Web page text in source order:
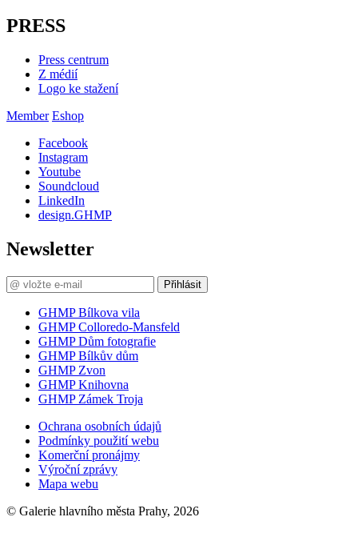
PRESS
Press centrum
Z médií
Logo ke stažení
Member Eshop
Facebook
Instagram
Youtube
Soundcloud
LinkedIn
design.GHMP
Newsletter
Přihlásit
GHMP Bílkova vila
GHMP Colloredo-Mansfeld
GHMP Dům fotografie
GHMP Bílkův dům
GHMP Zvon
GHMP Knihovna
GHMP Zámek Troja
Ochrana osobních údajů
Podmínky použití webu
Komerční pronájmy
Výroční zprávy
Mapa webu
© Galerie hlavního města Prahy, 2026